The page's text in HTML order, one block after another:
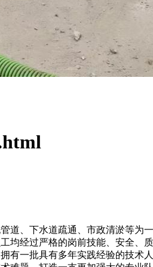
、下水道疏通、市政清淤等为
均经过严格的岗前技能、安全、
有一批具有多年实践经验的技术